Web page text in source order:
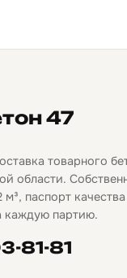
47
товарного
области.
паспорт
каждую партию.
81-81